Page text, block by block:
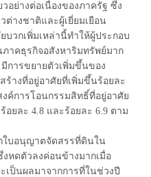
อย่างต่อเนื่องของภาครัฐ ซึ่ง
ต่างชาติและผู้เยี่ยมเยือน
วกเพิ่มเหล่านี้ทำให้ผู้ประกอบ
าคธุรกิจอสังหาริมทรัพย์มาก
การขยายตัวเพิ่มขึ้นของ
างที่อยู่อาศัยที่เพิ่มขึ้นร้อยละ
ค์การโอนกรรมสิทธิ์ที่อยู่อาศัย
ยละ 4.8 และร้อยละ 6.9 ตาม
อนุญาตจัดสรรที่ดินใน
งหดตัวลงค่อนข้างมากเมื่อ
เป็นผลมาจากการที่ในช่วงปี